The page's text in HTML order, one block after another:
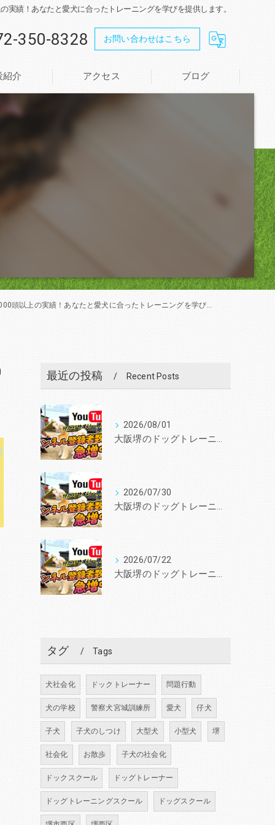
績！あなたと愛犬に合ったトレーニングを学びを提供します。
350-8328 お問い合わせはこちら
紹介 アクセス ブログ
実績！あなたと愛犬に合ったトレーニングを学びを提供します。
最近の投稿 Recent Posts
2026/08/01
大阪堺のドッグトレーニングスクールと言えば『いぬの学校あさか』 30年、3000頭以上の実績！あなたと愛犬に合ったトレーニングを学びを提供します。
2026/07/30
大阪堺のドッグトレーニングスクールと言えば『いぬの学校あさか』 30年、3000頭以上の実績！あなたと愛犬に合ったトレーニングを学びを提供します。
2026/07/22
大阪堺のドッグトレーニングスクールと言えば『いぬの学校あさか』 30年、3000頭以上の実績！あなたと愛犬に合ったトレーニングを学びを提供します。
タグ Tags
犬社会化 ドックトレーナー 問題行動
犬の学校 警察犬宮城訓練所 愛犬 仔犬
子犬 子犬のしつけ 大型犬 小型犬 堺
社会化 お散歩 子犬の社会化
ドックスクール ドッグトレーナー
ドッグトレーニングスクール ドッグスクール